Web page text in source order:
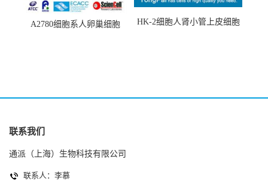
A2780细胞系人卵巢细胞
HK-2细胞人肾小管上皮细胞
联系我们
通派（上海）生物科技有限公司
联系人：李慕